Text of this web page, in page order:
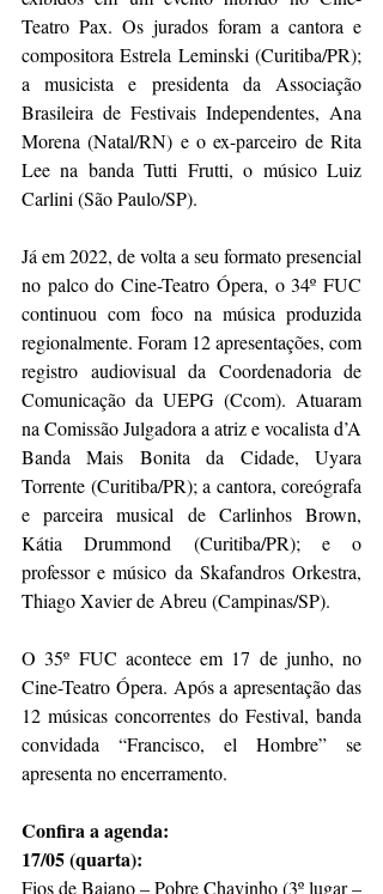
Teatro Pax. Os jurados foram a cantora e
compositora Estrela Leminski (Curitiba/PR);
a musicista e presidenta da Associação
Brasileira de Festivais Independentes, Ana
Morena (Natal/RN) e o ex-parceiro de Rita
Lee na banda Tutti Frutti, o músico Luiz
Carlini (São Paulo/SP).
Já em 2022, de volta a seu formato presencial
no palco do Cine-Teatro Ópera, o 34º FUC
continuou com foco na música produzida
regionalmente. Foram 12 apresentações, com
registro audiovisual da Coordenadoria de
Comunicação da UEPG (Ccom). Atuaram
na Comissão Julgadora a atriz e vocalista d’A
Banda Mais Bonita da Cidade, Uyara
Torrente (Curitiba/PR); a cantora, coreógrafa
e parceira musical de Carlinhos Brown,
Kátia Drummond (Curitiba/PR); e o
professor e músico da Skafandros Orkestra,
Thiago Xavier de Abreu (Campinas/SP).
O 35º FUC acontece em 17 de junho, no
Cine-Teatro Ópera. Após a apresentação das
12 músicas concorrentes do Festival, banda
convidada “Francisco, el Hombre” se
apresenta no encerramento.
Confira a agenda:
17/05 (quarta):
Fios de Baiano – Pobre Chavinho (3º lugar –